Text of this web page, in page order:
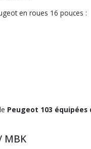
en roues 16 pouces :
Peugeot 103 équipées
MBK